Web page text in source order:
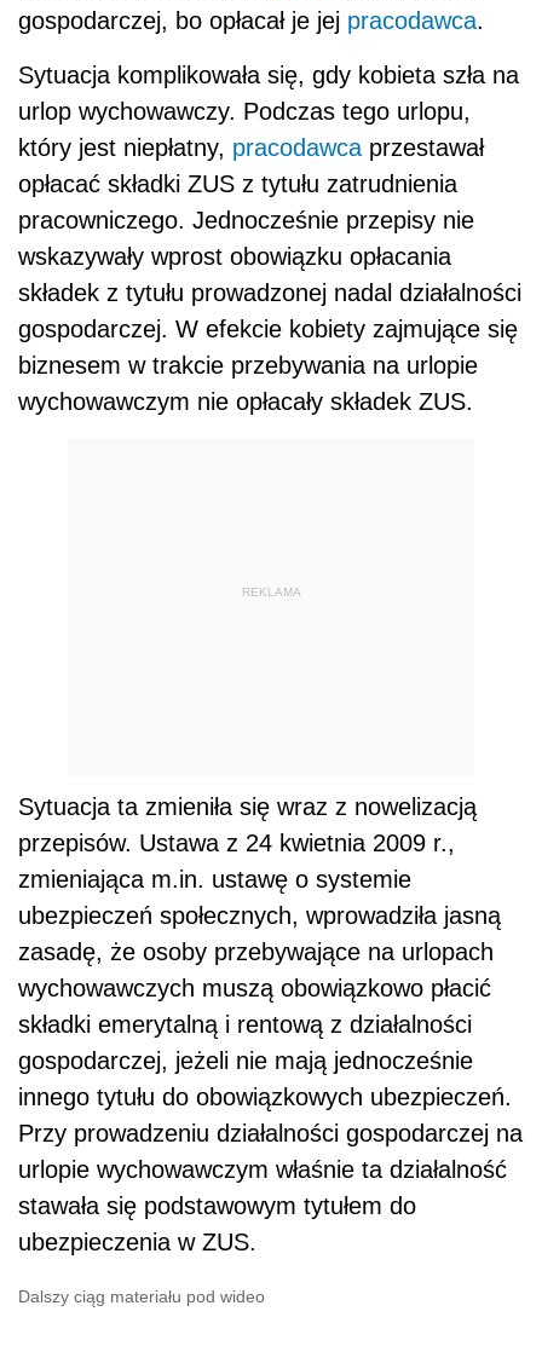
gospodarczej, bo opłacał je jej pracodawca.
Sytuacja komplikowała się, gdy kobieta szła na
urlop wychowawczy. Podczas tego urlopu,
który jest niepłatny, pracodawca przestawał
opłacać składki ZUS z tytułu zatrudnienia
pracowniczego. Jednocześnie przepisy nie
wskazywały wprost obowiązku opłacania
składek z tytułu prowadzonej nadal działalności
gospodarczej. W efekcie kobiety zajmujące się
biznesem w trakcie przebywania na urlopie
wychowawczym nie opłacały składek ZUS.
REKLAMA
Sytuacja ta zmieniła się wraz z nowelizacją
przepisów. Ustawa z 24 kwietnia 2009 r.,
zmieniająca m.in. ustawę o systemie
ubezpieczeń społecznych, wprowadziła jasną
zasadę, że osoby przebywające na urlopach
wychowawczych muszą obowiązkowo płacić
składki emerytalną i rentową z działalności
gospodarczej, jeżeli nie mają jednocześnie
innego tytułu do obowiązkowych ubezpieczeń.
Przy prowadzeniu działalności gospodarczej na
urlopie wychowawczym właśnie ta działalność
stawała się podstawowym tytułem do
ubezpieczenia w ZUS.
Dalszy ciąg materiału pod wideo